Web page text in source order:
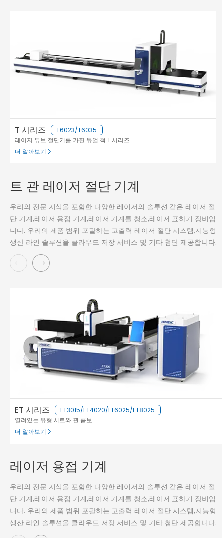
T 시리즈
T6023/T6035
레이저 튜브 절단기를 가진 듀얼 척 T 시리즈
더 알아보기
트 관 레이저 절단 기계
우리의 전문 지식을 포함한 다양한 레이저의 솔루션 같은 레이저 절
단 기계,레이저 용접 기계,레이저 기계를 청소,레이저 표하기 장비입
니다. 우리의 제품 범위 포괄하는 고출력 레이저 절단 시스템,지능형
생산 라인 솔루션을 클라우드 저장 서비스 및 기타 첨단 제공합니다.
ET 시리즈
ET3015/ET4020/ET6025/ET8025
열려있는 유형 시트와 관 콤보
더 알아보기
레이저 용접 기계
우리의 전문 지식을 포함한 다양한 레이저의 솔루션 같은 레이저 절
단 기계,레이저 용접 기계,레이저 기계를 청소,레이저 표하기 장비입
니다. 우리의 제품 범위 포괄하는 고출력 레이저 절단 시스템,지능형
생산 라인 솔루션을 클라우드 저장 서비스 및 기타 첨단 제공합니다.